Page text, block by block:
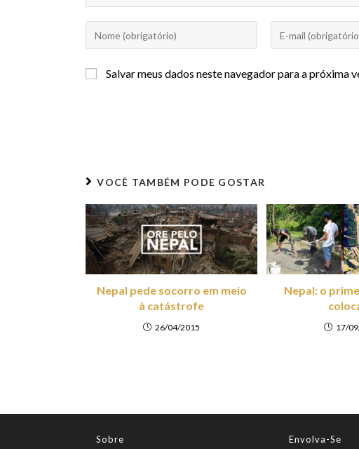
Salvar meus dados neste navegador para a próxima
VOCÊ TAMBÉM PODE GOSTAR
Nepal pede socorro em meio
à catástrofe
26/04/2015
Nepal: o
17/
Sobre Envolva-Se